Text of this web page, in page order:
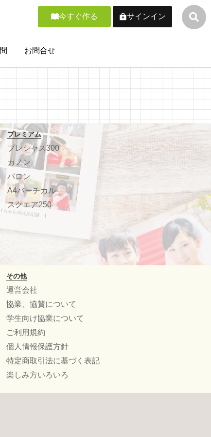
今すぐ作る サインイン
お問合せ
プレミアム
プレシャス300
カノン
バロン
A4バーチカル
スクエア250
その他
運営会社
協業、協賛について
学生向け協業について
ご利用規約
個人情報保護方針
特定商取引法に基づく表記
楽しみ方いろいろ